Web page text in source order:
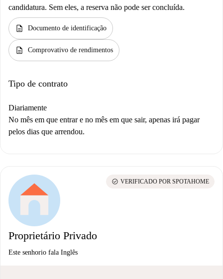
candidatura. Sem eles, a reserva não pode ser concluída.
description Documento de identificação
description Comprovativo de rendimentos
Tipo de contrato
Diariamente
No mês em que entrar e no mês em que sair, apenas irá pagar
pelos dias que arrendou.
Proprietário Privado
Este senhorio fala Inglês
check_circle VERIFICADO POR SPOTAHOME